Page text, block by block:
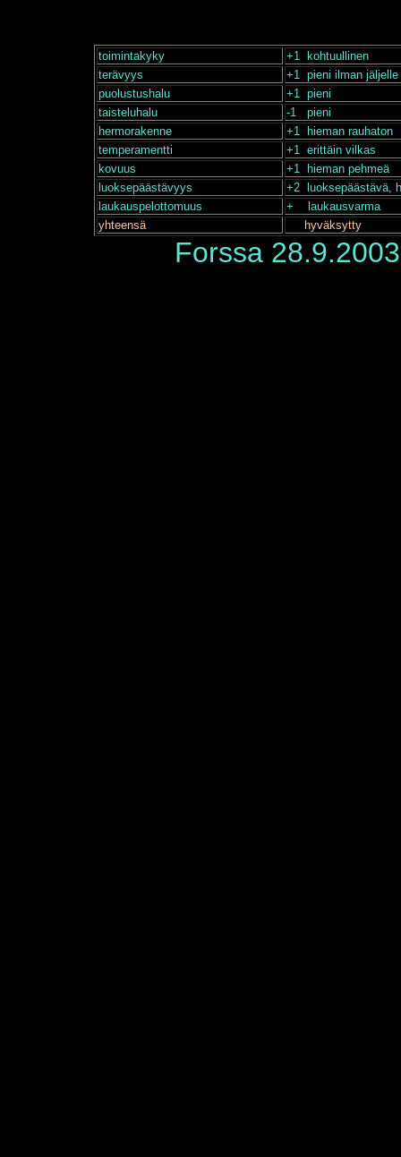
toimintakyky
+1 kohtuullinen
terävyys
+1 pieni ilman
puolustushalu
+1 pieni
taisteluhalu
-1 pieni
hermorakenne
+1 hieman rauhaton
temperamentti
+1 erittäin vilkas
kovuus
+1 hieman pehmeä
luoksepäästävyys
+2 luoksepäästävä,
laukauspelottomuus
+ laukausvarma
yhteensä
hyväksytty
Forssa